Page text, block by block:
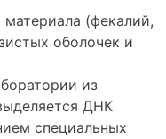
(фекалий,
оболочек и
из
ДНК
специальных